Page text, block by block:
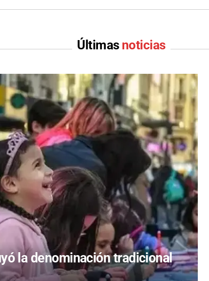
Últimas noticias
la denominación tradicional